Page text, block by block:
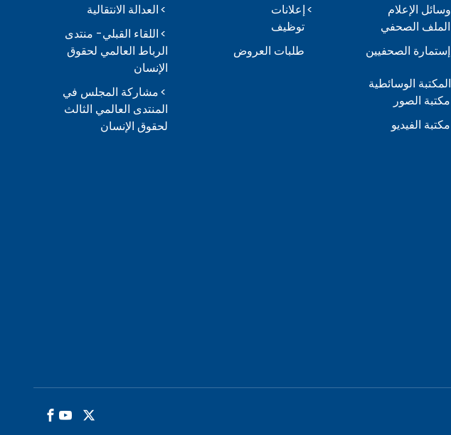
وسائل الإعلام
الملف الصحفي
إستمارة الصحفيين
المكتبة الوسائطية
مكتبة الصور
مكتبة الفيديو
إعلانات
توظيف
طلبات العروض
العدالة الانتقالية
اللقاء القبلي- منتدى
الرباط العالمي لحقوق
الإنسان
مشاركة المجلس في
المنتدى العالمي الثالث
لحقوق الإنسان